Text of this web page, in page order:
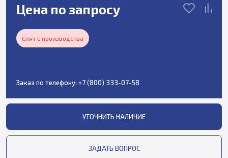
Цена по запросу
Снят с производства
Заказ по телефону: +7 (800) 333-07-58
УТОЧНИТЬ НАЛИЧИЕ
ЗАДАТЬ ВОПРОС